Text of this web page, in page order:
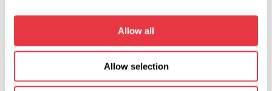
Allow all
Allow selection
aktywnego promowania produktów MSG
przestrzegania uzgodnionej polityki cenowej;
korzystania z identyfikacji wizualnej i znaków
towarowych zgodnie z wymaganiami firmy;